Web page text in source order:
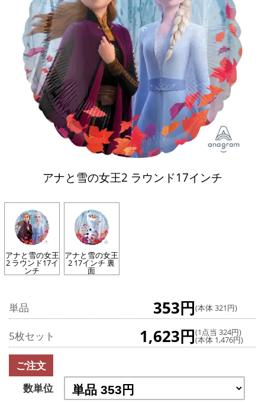
アナと雪の女王2 ラウンド17インチ
アナと雪の女王
2 ラウンド17イ
ンチ
アナと雪の女王
2 17インチ 裏
面
単品 353円(本体 321円)
5枚セット 1,623円(1点当 324円)
(本体 1,476円)
ご注文
数単位